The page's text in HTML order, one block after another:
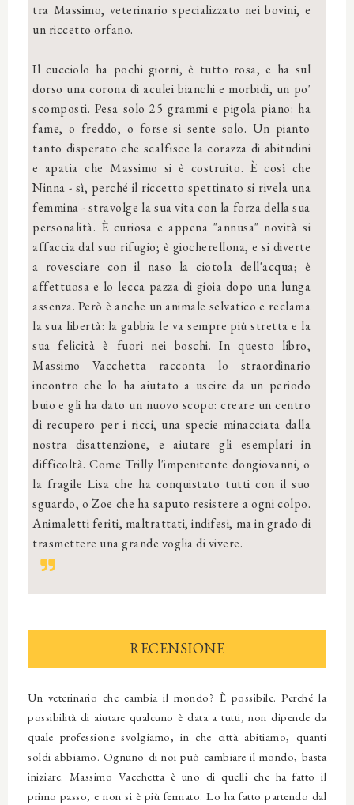
tra Massimo, veterinario specializzato nei bovini, e
un riccetto orfano.
Il cucciolo ha pochi giorni, è tutto rosa, e ha sul
dorso una corona di aculei bianchi e morbidi, un po'
scomposti. Pesa solo 25 grammi e pigola piano: ha
fame, o freddo, o forse si sente solo. Un pianto
tanto disperato che scalfisce la corazza di abitudini
e apatia che Massimo si è costruito. È così che
Ninna - sì, perché il riccetto spettinato si rivela una
femmina - stravolge la sua vita con la forza della sua
personalità. È curiosa e appena "annusa" novità si
affaccia dal suo rifugio; è giocherellona, e si diverte
a rovesciare con il naso la ciotola dell'acqua; è
affettuosa e lo lecca pazza di gioia dopo una lunga
assenza. Però è anche un animale selvatico e reclama
la sua libertà: la gabbia le va sempre più stretta e la
sua felicità è fuori nei boschi. In questo libro,
Massimo Vacchetta racconta lo straordinario
incontro che lo ha aiutato a uscire da un periodo
buio e gli ha dato un nuovo scopo: creare un centro
di recupero per i ricci, una specie minacciata dalla
nostra disattenzione, e aiutare gli esemplari in
difficoltà. Come Trilly l'impenitente dongiovanni, o
la fragile Lisa che ha conquistato tutti con il suo
sguardo, o Zoe che ha saputo resistere a ogni colpo.
Animaletti feriti, maltrattati, indifesi, ma in grado di
trasmettere una grande voglia di vivere.
RECENSIONE
Un veterinario che cambia il mondo? È possibile. Perché la
possibilità di aiutare qualcuno è data a tutti, non dipende da
quale professione svolgiamo, in che città abitiamo, quanti
soldi abbiamo. Ognuno di noi può cambiare il mondo, basta
iniziare. Massimo Vacchetta è uno di quelli che ha fatto il
primo passo, e non si è più fermato. Lo ha fatto partendo dal